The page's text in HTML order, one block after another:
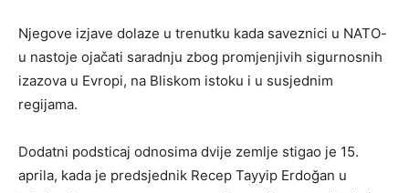
Njegove izjave dolaze u trenutku kada saveznici u NATO-
u nastoje ojačati saradnju zbog promjenjivih sigurnosnih
izazova u Evropi, na Bliskom istoku i u susjednim
regijama.
Dodatni podsticaj odnosima dvije zemlje stigao je 15.
aprila, kada je predsjednik Recep Tayyip Erdoğan u